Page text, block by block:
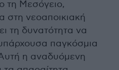
τη Μεσόγειο,
στη νεοαποικιακή
τη δυνατότητα να
παγκόσμια
η αναδυόμενη